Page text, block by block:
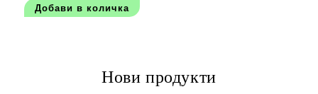
Нови продукти